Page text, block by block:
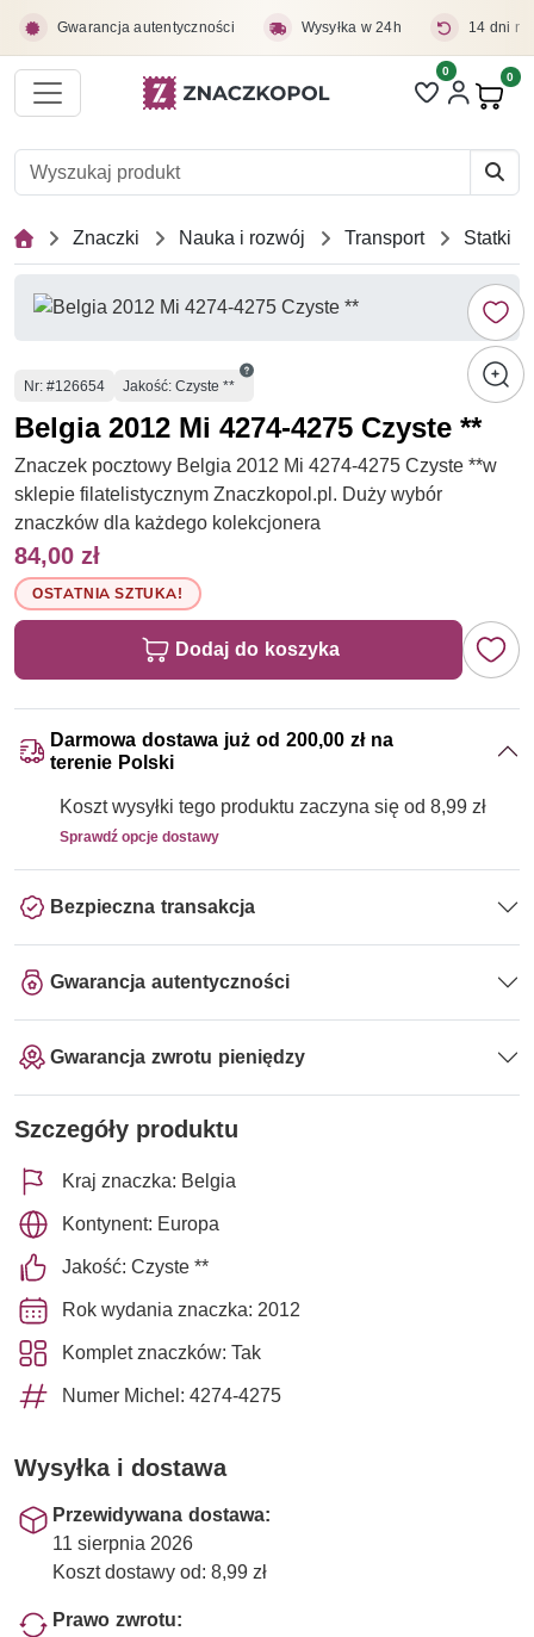
Gwarancja autentyczności Wysyłka w 24h 14 dni
Liczba pozycji
0 0
Znaczki Nauka i rozwój Transport Statki
Numer
Nr: #126654 Jakość: Czyste **
Belgia 2012 Mi 4274-4275 Czyste **
Znaczek pocztowy Belgia 2012 Mi 4274-4275 Czyste **w
sklepie filatelistycznym Znaczkopol.pl. Duży wybór
znaczków dla każdego kolekcjonera
84,00 zł
OSTATNIA SZTUKA!
Dodaj do koszyka
Darmowa dostawa już od 200,00 zł na
terenie Polski
Koszt wysyłki tego produktu zaczyna się od 8,99 zł
Sprawdź opcje dostawy
Bezpieczna transakcja
Gwarancja autentyczności
Gwarancja zwrotu pieniędzy
Szczegóły produktu
Kraj znaczka: Belgia
Kontynent: Europa
Jakość: Czyste **
Rok wydania znaczka: 2012
Komplet znaczków: Tak
Numer Michel: 4274-4275
Wysyłka i dostawa
Przewidywana dostawa:
11 sierpnia 2026
Koszt dostawy od: 8,99 zł
Prawo zwrotu: